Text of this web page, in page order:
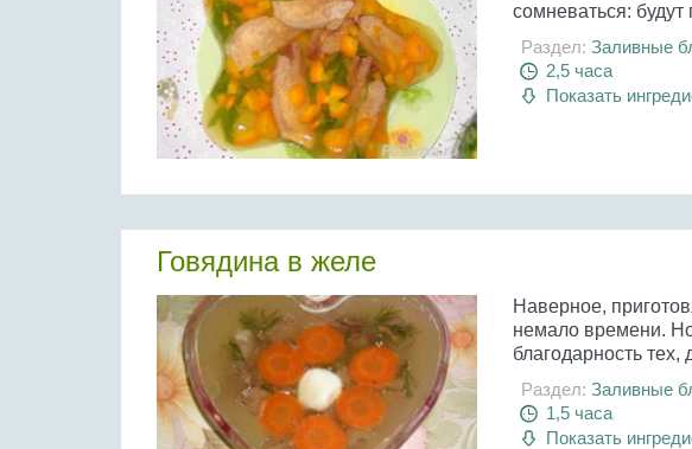
сомневаться: будут
Раздел: Заливные
2,5 часа
Показать
Говядина в желе
Наверное,
немало времени.
благодарность тех,
Раздел: Заливные
1,5 часа
Показать